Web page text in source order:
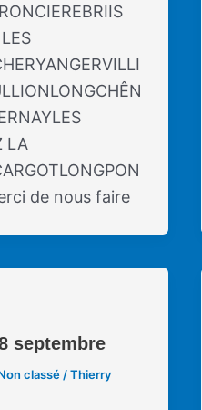
LA
de nous faire
septembre
classé/Thierry